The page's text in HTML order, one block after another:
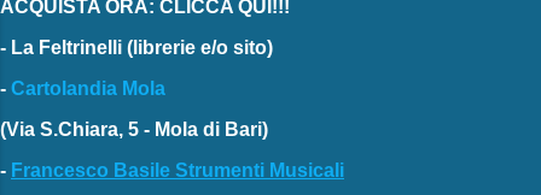
ACQUISTA ORA: CLICCA QUI!!!
- La Feltrinelli (librerie e/o sito)
- Cartolandia Mola
(Via S.Chiara, 5 - Mola di Bari)
- Francesco Basile Strumenti Musicali